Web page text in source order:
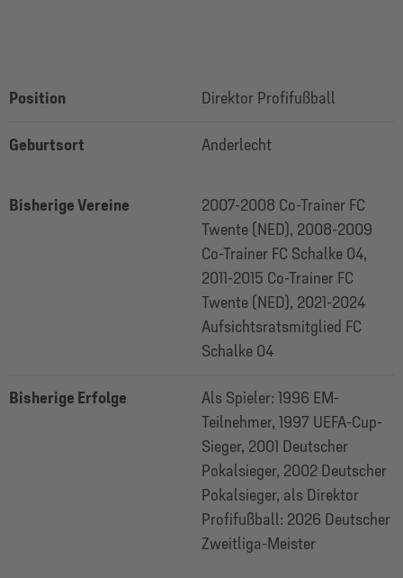
Position Direktor Profifußball
Geburtsort Anderlecht
Bisherige Vereine
2007-2008 Co-Trainer FC
Twente (NED), 2008-2009
Co-Trainer FC Schalke 04,
2011-2015 Co-Trainer FC
Twente (NED), 2021-2024
Aufsichtsratsmitglied FC
Schalke 04
Bisherige Erfolge
Als Spieler: 1996 EM-
Teilnehmer, 1997 UEFA-Cup-
Sieger, 2001 Deutscher
Pokalsieger, 2002 Deutscher
Pokalsieger, als Direktor
Profifußball: 2026 Deutscher
Zweitliga-Meister